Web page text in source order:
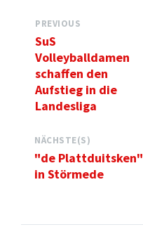
PREVIOUS
SuS
Volleyballdamen
schaffen den
Aufstieg in die
Landesliga
NÄCHSTE(S)
"de Plattduitsken"
in Störmede